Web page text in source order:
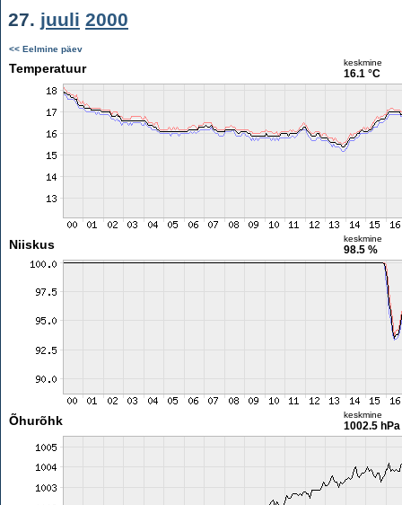
27. juuli 2000
<< Eelmine päev
Temperatuur keskmine
16.1 °C
Niiskus keskmine
98.5 %
Õhurõhk keskmine
1002.5 hPa